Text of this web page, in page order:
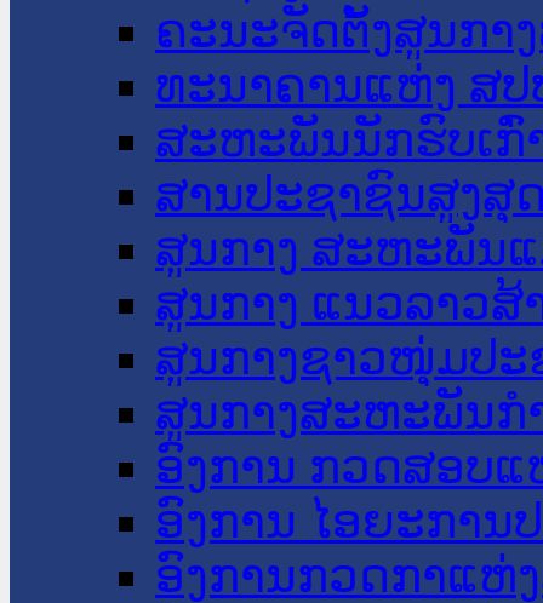
ຄະນະຈັດຕັ້ງສູນກາ
ທະນາຄານແຫ່ງ ສປ
ສະຫະພັນນັກຮົບເກົ່
ສານປະຊາຊົນສູງສຸ
ສູນກາງ ສະຫະພັນ
ສູນກາງ ແນວລາວສ້
ສູນກາງຊາວໜຸ່ມປະ
ສູນກາງສະຫະພັນກ
ອົງການ ກວດສອບແ
ອົງການ ໄອຍະການ
ອົງການກວດກາແຫ່